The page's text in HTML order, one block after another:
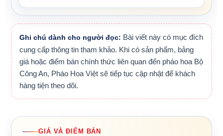
Ghi chú dành cho người đọc: Bài viết này có mục đích
cung cấp thông tin tham khảo. Khi có sản phẩm, bảng
giá hoặc điểm bán chính thức liên quan đến pháo hoa Bộ
Công An, Pháo Hoa Việt sẽ tiếp tục cập nhật để khách
hàng tiện theo dõi.
GIÁ VÀ ĐIỂM BÁN